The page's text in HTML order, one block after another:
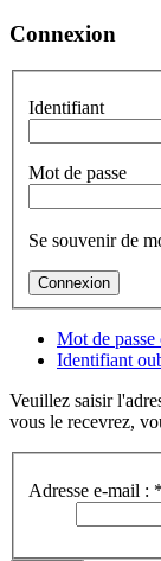
Connexion
Identifiant
Mot de passe
Se souvenir de
Mot de passe
Identifiant
Veuillez saisir
vous le recevrez,
Adresse e-mail : *